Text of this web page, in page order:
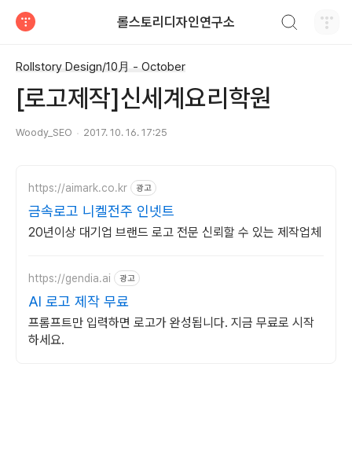
롤스토리디자인연구소
Rollstory Design/10月 - October
[로고제작]신세계요리학원
Woody_SEO 2017. 10. 16. 17:25
https://aimark.co.kr 광고
금속로고 니켈전주 인넷트
20년이상 대기업 브랜드 로고 전문 신뢰할 수 있는 제작업체
https://gendia.ai 광고
AI 로고 제작 무료
프롬프트만 입력하면 로고가 완성됩니다. 지금 무료로 시작
하세요.